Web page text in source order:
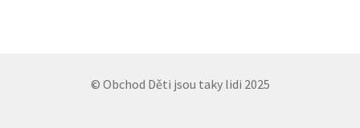
© Obchod Děti jsou taky lidi 2025